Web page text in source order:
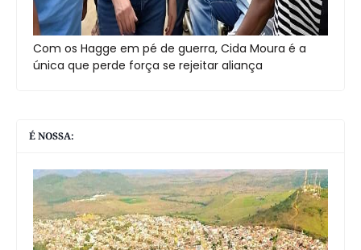
Com os Hagge em pé de guerra, Cida Moura é a
única que perde força se rejeitar aliança
É NOSSA: